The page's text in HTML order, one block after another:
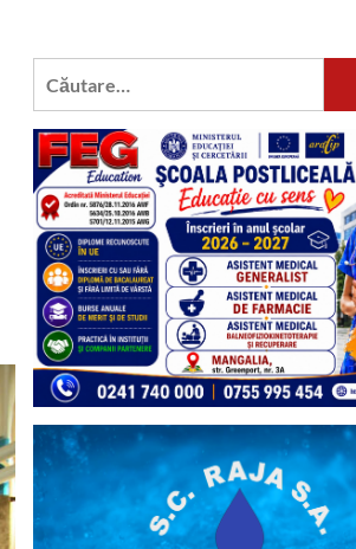
Caută